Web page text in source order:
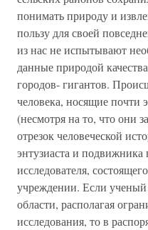
понимать природу и
пользу для своей
из нас не испытывают
данные природой
городов- гигантов.
человека, носящие почти
(несмотря на то, что они
отрезок человеческой
энтузиаста и подвижника
исследователя,
учреждении. Если ученый
области, располагая
исследования, то в